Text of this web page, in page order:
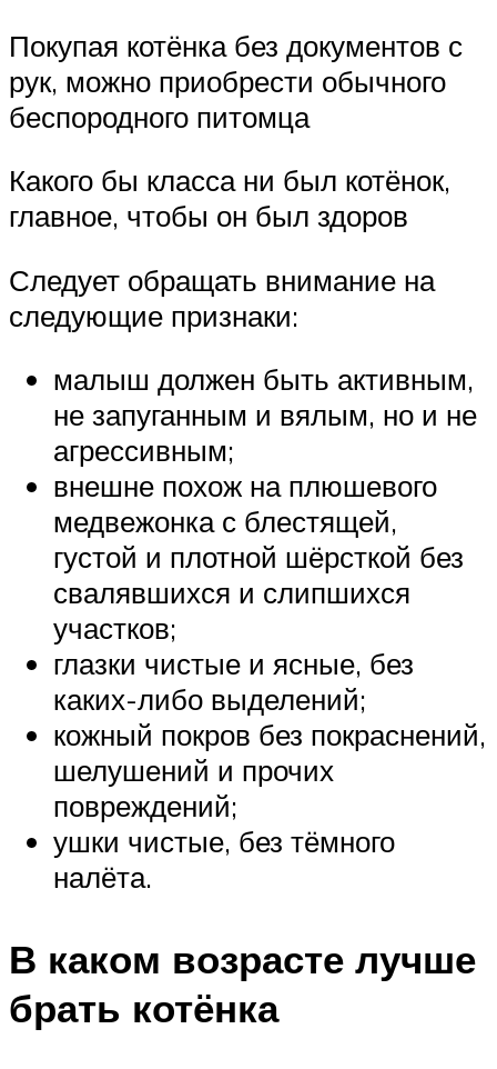
Покупая котёнка без документов с
рук, можно приобрести обычного
беспородного питомца
Какого бы класса ни был котёнок,
главное, чтобы он был здоров
Следует обращать внимание на
следующие признаки:
малыш должен быть активным,
не запуганным и вялым, но и не
агрессивным;
внешне похож на плюшевого
медвежонка с блестящей,
густой и плотной шёрсткой без
свалявшихся и слипшихся
участков;
глазки чистые и ясные, без
каких-либо выделений;
кожный покров без покраснений,
шелушений и прочих
повреждений;
ушки чистые, без тёмного
налёта.
В каком возрасте лучше
брать котёнка